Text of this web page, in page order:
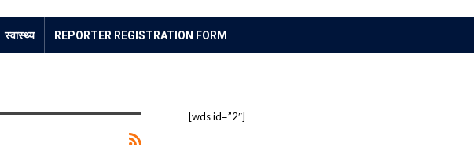
स्वास्थ्य REPORTER REGISTRATION FORM
[wds id=”2″]